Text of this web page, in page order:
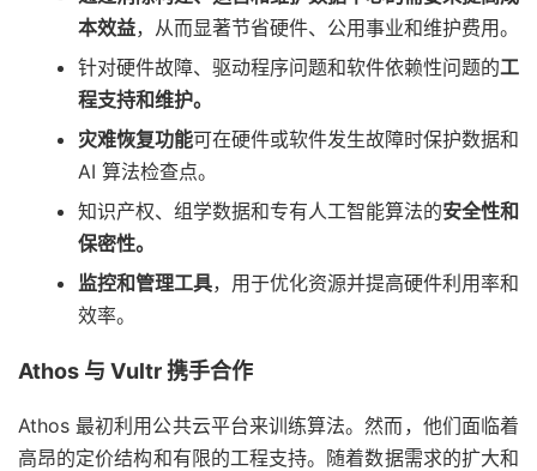
本效益，从而显著节省硬件、公用事业和维护费用。
针对硬件故障、驱动程序问题和软件依赖性问题的工
程支持和维护。
灾难恢复功能可在硬件或软件发生故障时保护数据和
AI 算法检查点。
知识产权、组学数据和专有人工智能算法的安全性和
保密性。
监控和管理工具，用于优化资源并提高硬件利用率和
效率。
Athos 与 Vultr 携手合作
Athos 最初利用公共云平台来训练算法。然而，他们面临着
高昂的定价结构和有限的工程支持。随着数据需求的扩大和